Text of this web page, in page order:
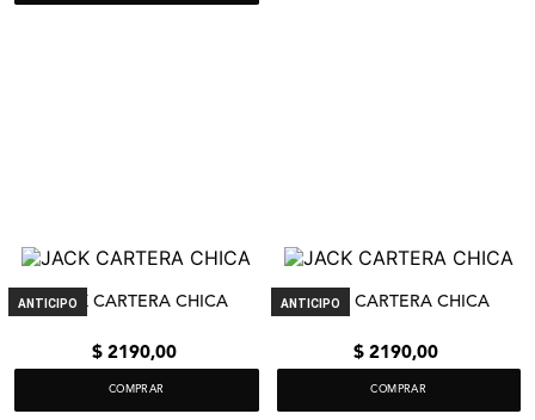
JACK CARTERA CHICA
ANTICIPO
$ 2190,00
COMPRAR
JACK CARTERA CHICA
ANTICIPO
$ 2190,00
COMPRAR